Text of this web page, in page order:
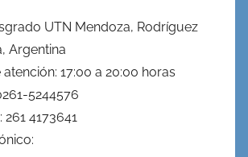
UTN Mendoza, Rodríguez
Argentina
17:00 a 20:00 horas
5244576
4173641